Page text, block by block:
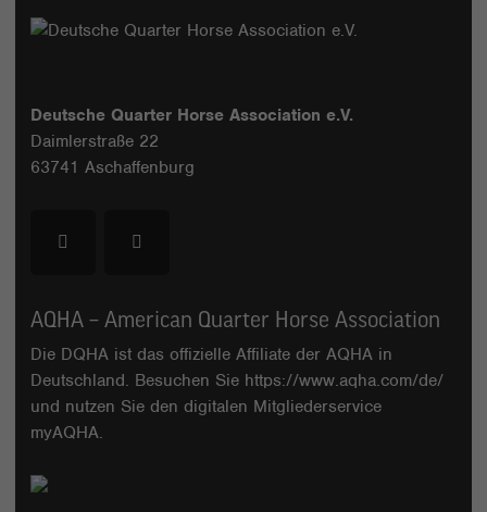
Deutsche Quarter Horse Association e.V.
Daimlerstraße 22
63741 Aschaffenburg
AQHA – American Quarter Horse Association
Die DQHA ist das offizielle Affiliate der AQHA in
Deutschland. Besuchen Sie https://www.aqha.com/de/
und nutzen Sie den digitalen Mitgliederservice
myAQHA.